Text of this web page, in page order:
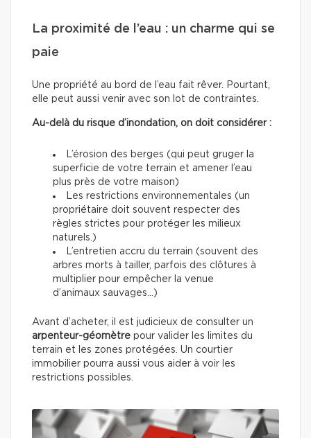
La proximité de l’eau : un charme qui se
paie
Une propriété au bord de l’eau fait rêver. Pourtant,
elle peut aussi venir avec son lot de contraintes.
Au-delà du risque d’inondation, on doit considérer :
L’érosion des berges (qui peut gruger la
superficie de votre terrain et amener l’eau
plus près de votre maison)
Les restrictions environnementales (un
propriétaire doit souvent respecter des
règles strictes pour protéger les milieux
naturels.)
L’entretien accru du terrain (souvent des
arbres morts à tailler, parfois des clôtures à
multiplier pour empêcher la venue
d’animaux sauvages…)
Avant d’acheter, il est judicieux de consulter un
arpenteur-géomètre pour valider les limites du
terrain et les zones protégées. Un courtier
immobilier pourra aussi vous aider à voir les
restrictions possibles.